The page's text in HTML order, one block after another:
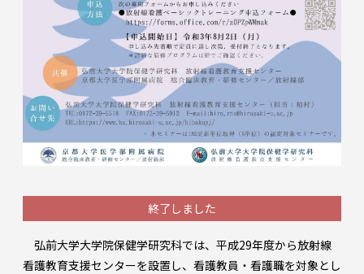
終了しました
弘前大学大学院保健学研究科では、平成29年度から放射線
看護教育支援センターを設置し、看護教員・看護職を対象とし